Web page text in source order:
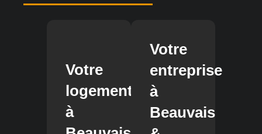
Votre
logement
à
Votre
entreprise
à
Beauvais